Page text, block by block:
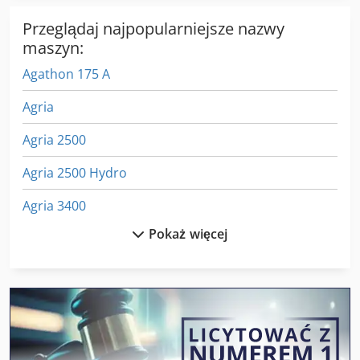
Przeglądaj najpopularniejsze nazwy
maszyn:
Agathon 175 A
Agria
Agria 2500
Agria 2500 Hydro
Agria 3400
Agria 5900 Cyclone 22
Agria 5900 Taifun 18
Pokaż więcej